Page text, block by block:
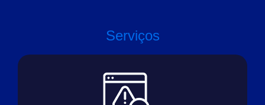
Serviços